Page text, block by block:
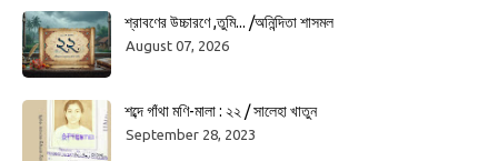
শ্রাবণের উচ্চারণে ,তুমি... /অনিন্দিতা শাসমল
August 07, 2026
শব্দে গাঁথা মণি-মালা : ২২ / সালেহা খাতুন
September 28, 2023